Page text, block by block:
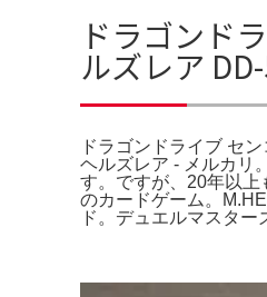
ドラゴンド
ルズレア
ドラゴンドライブ セ
ヘルズレア - メルカリ
す。ですが、20年以上
のカードゲーム。
ド。デュエルマスタ